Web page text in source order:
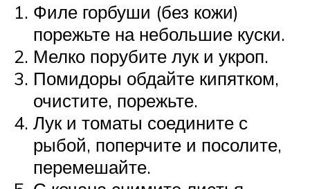
Филе горбуши (без кожи)
порежьте на небольшие куски.
Мелко порубите лук и укроп.
Помидоры обдайте кипятком,
очистите, порежьте.
Лук и томаты соедините с
рыбой, поперчите и посолите,
перемешайте.